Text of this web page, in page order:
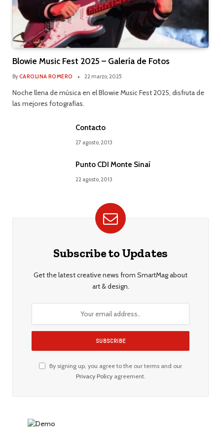
Blowie Music Fest 2025 – Galería de Fotos
ByCAROLINA ROMERO 22 marzo, 2025
Noche llena de música en el Blowie Music Fest 2025, disfruta de
las mejores fotografías.
Contacto
27 agosto, 2013
Punto CDI Monte Sinaí
22 agosto, 2013
Subscribe to Updates
Get the latest creative news from SmartMag about
art & design.
By signing up, you agree to the our terms and our
Privacy Policyagreement.